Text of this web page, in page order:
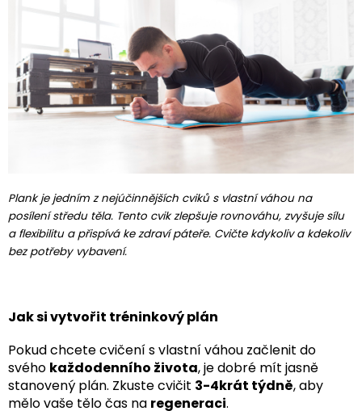
Plank je jedním z nejúčinnějších cviků s vlastní váhou na
posílení středu těla. Tento cvik zlepšuje rovnováhu, zvyšuje sílu
a flexibilitu a přispívá ke zdraví páteře. Cvičte kdykoliv a kdekoliv
bez potřeby vybavení.
Jak si vytvořit tréninkový plán
Pokud chcete cvičení s vlastní váhou začlenit do
svého každodenního života, je dobré mít jasně
stanovený plán. Zkuste cvičit 3-4krát týdně, aby
mělo vaše tělo čas na regeneraci.